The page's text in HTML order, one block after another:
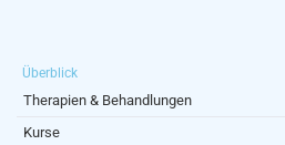
Überblick
Therapien & Behandlungen
Kurse